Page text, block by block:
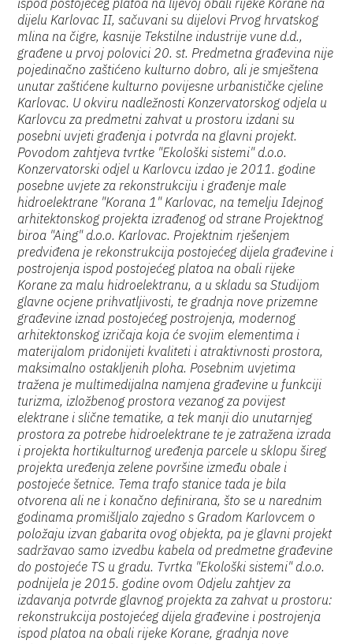
ispod postojećeg platoa na lijevoj obali rijeke Korane na
dijelu Karlovac II, sačuvani su dijelovi Prvog hrvatskog
mlina na čigre, kasnije Tekstilne industrije vune d.d.,
građene u prvoj polovici 20. st. Predmetna građevina nije
pojedinačno zaštićeno kulturno dobro, ali je smještena
unutar zaštićene kulturno povijesne urbanističke cjeline
Karlovac. U okviru nadležnosti Konzervatorskog odjela u
Karlovcu za predmetni zahvat u prostoru izdani su
posebni uvjeti građenja i potvrda na glavni projekt.
Povodom zahtjeva tvrtke "Ekološki sistemi" d.o.o.
Konzervatorski odjel u Karlovcu izdao je 2011. godine
posebne uvjete za rekonstrukciju i građenje male
hidroelektrane "Korana 1" Karlovac, na temelju Idejnog
arhitektonskog projekta izrađenog od strane Projektnog
biroa "Aing" d.o.o. Karlovac. Projektnim rješenjem
predviđena je rekonstrukcija postojećeg dijela građevine i
postrojenja ispod postojećeg platoa na obali rijeke
Korane za malu hidroelektranu, a u skladu sa Studijom
glavne ocjene prihvatljivosti, te gradnja nove prizemne
građevine iznad postojećeg postrojenja, modernog
arhitektonskog izričaja koja će svojim elementima i
materijalom pridonijeti kvaliteti i atraktivnosti prostora,
maksimalno ostakljenih ploha. Posebnim uvjetima
tražena je multimedijalna namjena građevine u funkciji
turizma, izložbenog prostora vezanog za povijest
elektrane i slične tematike, a tek manji dio unutarnjeg
prostora za potrebe hidroelektrane te je zatražena izrada
i projekta hortikulturnog uređenja parcele u sklopu šireg
projekta uređenja zelene površine između obale i
postojeće šetnice. Tema trafo stanice tada je bila
otvorena ali ne i konačno definirana, što se u narednim
godinama promišljalo zajedno s Gradom Karlovcem o
položaju izvan gabarita ovog objekta, pa je glavni projekt
sadržavao samo izvedbu kabela od predmetne građevine
do postojeće TS u gradu. Tvrtka "Ekološki sistemi" d.o.o.
podnijela je 2015. godine ovom Odjelu zahtjev za
izdavanja potvrde glavnog projekta za zahvat u prostoru:
rekonstrukcija postojećeg dijela građevine i postrojenja
ispod platoa na obali rijeke Korane, gradnja nove